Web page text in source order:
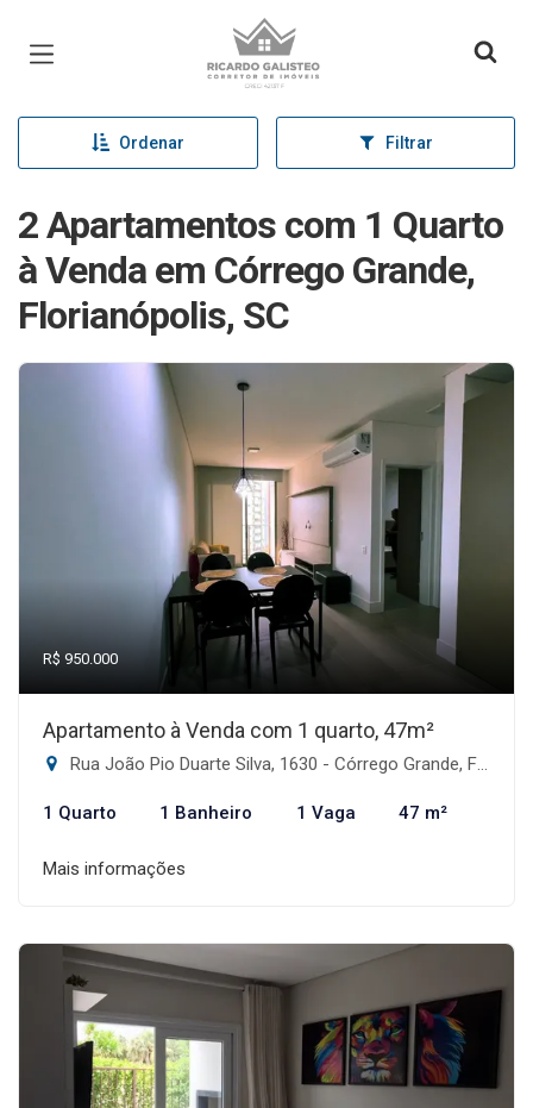
Página inicial
Ordenar Filtrar
2 Apartamentos com 1 Quarto
à Venda em Córrego Grande,
Florianópolis, SC
R$ 950.000
Apartamento à Venda com 1 quarto, 47m²
Rua João Pio Duarte Silva, 1630 - Córrego Grande, Florianópolis-SC
1 Quarto 1 Banheiro 1 Vaga 47 m²
Mais informações